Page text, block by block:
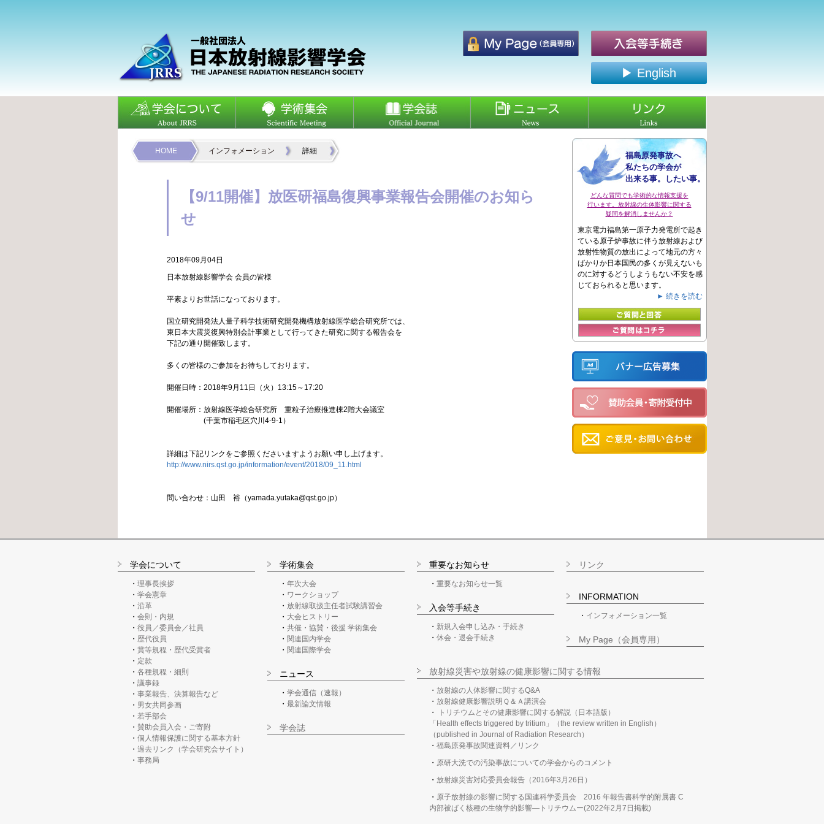
▶ English
福島原発事故へ
私たちの学会が
出来る事。したい事。
どんな質問でも学術的な情報支援を
行います。放射線の生体影響に関する
疑問を解消しませんか？
東京電力福島第一原子力発電所で起き
ている原子炉事故に伴う放射線および
放射性物質の放出によって地元の方々
ばかりか日本国民の多くが見えないも
のに対するどうしようもない不安を感
じておられると思います。
► 続きを読む
HOME インフォメーション 詳細
【9/11開催】放医研福島復興事業報告会開催のお知ら
せ
2018年09月04日
日本放射線影響学会 会員の皆様
平素よりお世話になっております。
国立研究開発法人量子科学技術研究開発機構放射線医学総合研究所では、
東日本大震災復興特別会計事業として行ってきた研究に関する報告会を
下記の通り開催致します。
多くの皆様のご参加をお待ちしております。
開催日時：2018年9月11日（火）13:15～17:20
開催場所：放射線医学総合研究所 重粒子治療推進棟2階大会議室
(千葉市稲毛区穴川4-9-1）
詳細は下記リンクをご参照くださいますようお願い申し上げます。
http://www.nirs.qst.go.jp/information/event/2018/09_11.html
問い合わせ：山田 裕（yamada.yutaka@qst.go.jp）
学会について
理事長挨拶
学会憲章
沿革
会則・内規
役員／委員会／社員
歴代役員
賞等規程・歴代受賞者
定款
各種規程・細則
議事録
事業報告、決算報告など
男女共同参画
若手部会
賛助会員入会・ご寄附
個人情報保護に関する基本方針
過去リンク（学会研究会サイト）
事務局
学術集会
年次大会
ワークショップ
放射線取扱主任者試験講習会
大会ヒストリー
共催・協賛・後援 学術集会
関連国内学会
関連国際学会
ニュース
学会通信（速報）
最新論文情報
学会誌
重要なお知らせ
重要なお知らせ一覧
入会等手続き
新規入会申し込み・手続き
休会・退会手続き
リンク
INFORMATION
インフォメーション一覧
My Page（会員専用）
放射線災害や放射線の健康影響に関する情報
放射線の人体影響に関するQ&A
放射線健康影響説明Ｑ＆Ａ講演会
トリチウムとその健康影響に関する解説（日本語版）
「Health effects triggered by tritium」（the review written in English）
（published in Journal of Radiation Research）
福島原発事故関連資料／リンク
原研大洗での汚染事故についての学会からのコメント
放射線災害対応委員会報告（2016年3月26日）
原子放射線の影響に関する国連科学委員会 2016 年報告書科学的附属書 C
内部被ばく核種の生物学的影響―トリチウムー(2022年2月7日掲載)